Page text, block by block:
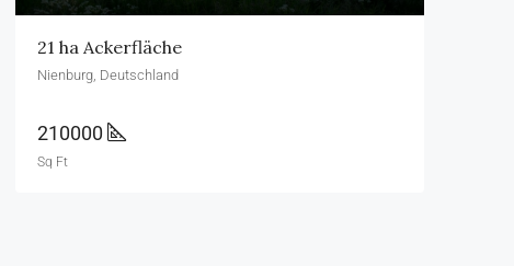
21 ha Ackerfläche
Nienburg, Deutschland
210000
Sq Ft